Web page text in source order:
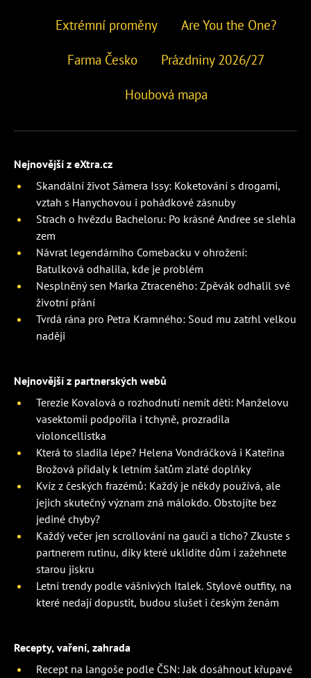
Extrémní proměny Are You the One?
Farma Česko Prázdniny 2026/27
Houbová mapa
Nejnovější z eXtra.cz
Skandální život Sámera Issy: Koketování s drogami,
vztah s Hanychovou i pohádkové zásnuby
Strach o hvězdu Bacheloru: Po krásné Andree se slehla
zem
Návrat legendárního Comebacku v ohrožení:
Batulková odhalila, kde je problém
Nesplněný sen Marka Ztraceného: Zpěvák odhalil své
životní přání
Tvrdá rána pro Petra Kramného: Soud mu zatrhl velkou
naději
Nejnovější z partnerských webů
Terezie Kovalová o rozhodnutí nemít děti: Manželovu
vasektomii podpořila i tchyně, prozradila
violoncellistka
Která to sladila lépe? Helena Vondráčková i Kateřina
Brožová přidaly k letním šatům zlaté doplňky
Kvíz z českých frazémů: Každý je někdy používá, ale
jejich skutečný význam zná málokdo. Obstojíte bez
jediné chyby?
Každý večer jen scrollování na gauči a ticho? Zkuste s
partnerem rutinu, díky které uklidíte dům i zažehnete
starou jiskru
Letní trendy podle vášnivých Italek. Stylové outfity, na
které nedají dopustit, budou slušet i českým ženám
Recepty, vaření, zahrada
Recept na langoše podle ČSN: Jak dosáhnout křupavé